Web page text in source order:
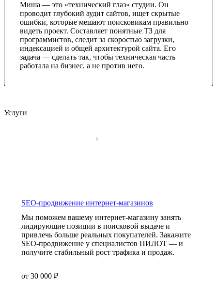
Миша — это «технический глаз» студии. Он
проводит глубокий аудит сайтов, ищет скрытые
ошибки, которые мешают поисковикам правильно
видеть проект. Составляет понятные ТЗ для
программистов, следит за скоростью загрузки,
индексацией и общей архитектурой сайта. Его
задача — сделать так, чтобы техническая часть
работала на бизнес, а не против него.
Услуги
SEO-продвижение интернет-магазинов
Мы поможем вашему интернет-магазину занять
лидирующие позиции в поисковой выдаче и
привлечь больше реальных покупателей. Закажите
SEO-продвижение у специалистов ПИЛОТ — и
получите стабильный рост трафика и продаж.
от 30 000 ₽